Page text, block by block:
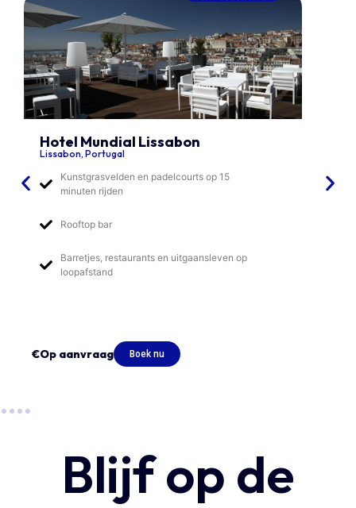
Hotel Mundial Lissabon
Lissabon, Portugal
Kunstgrasvelden en padelcourts op 15
minuten rijden
Rooftop bar
Barretjes, restaurants en uitgaansleven op
loopafstand
€Op aanvraag Boek nu
Blijf op de